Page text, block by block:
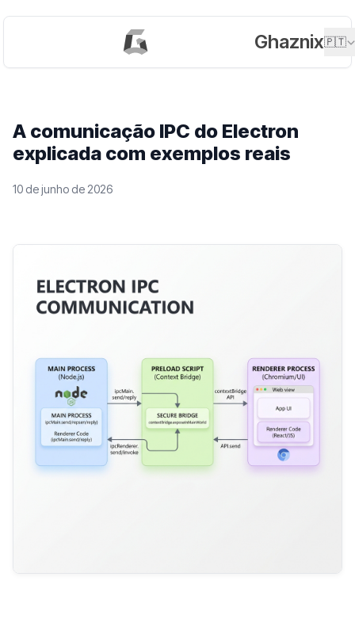
Ghaznix🇵🇹
A comunicação IPC do Electron
explicada com exemplos reais
10 de junho de 2026